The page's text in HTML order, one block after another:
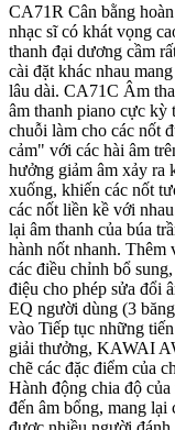
CA71R Cân bằng
nhạc sĩ có khát vọng
thanh đại dương cầm
cài đặt khác nhau
lâu dài. CA71C Âm
âm thanh piano cực kỳ
chuỗi làm cho các nốt
cảm" với các hài âm
hưởng giảm âm xảy ra
xuống, khiến các nốt
các nốt liền kề với
lại âm thanh của búa
hành nốt nhanh.
các điều chỉnh bổ
điệu cho phép sửa đổi
EQ người dùng (3
vào Tiếp tục những
giải thưởng, KAWAI
chẽ các đặc điểm của
Hành động chia độ
đến âm bổng, mang lại